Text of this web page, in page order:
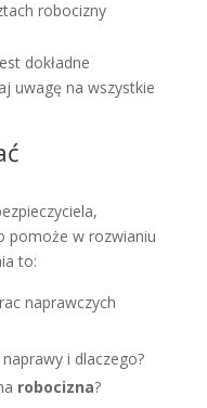
robocizny
dokładne
uwagę na wszystkie
pomoże w rozwianiu
to:
naprawczych
i dlaczego?
robocizna?